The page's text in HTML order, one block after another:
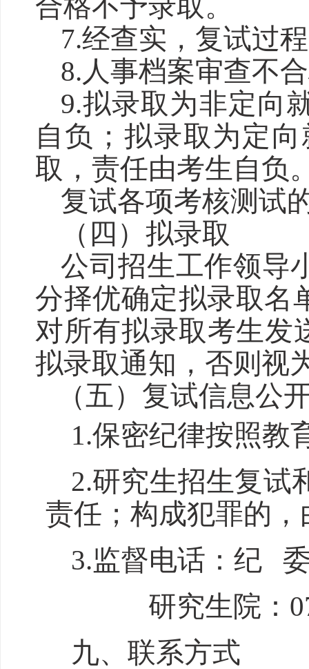
合格不予录取。
7.经查实，复试过
8.人事档案审查不
9.拟录取为非定向
自负；拟录取为定
取，责任由考生自负
复试各项考核测试
（ 四 ） 拟录取
公司招生工作领导
分择优确定拟录取名
对所有拟录取考生发
拟录取通知，否则视
（五） 复试信息公
1.保密纪律按照教
2.研究生招生复试
责任；构成犯罪的
3.监督电话：纪
研究生院 ：
九、联系方式